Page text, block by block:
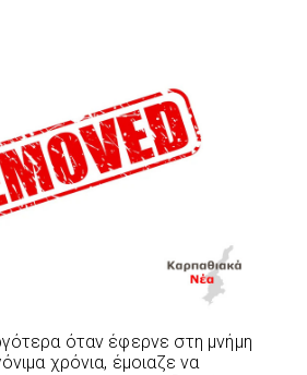
όταν έφερνε στη μνήμη
χρόνια, έμοιαζε να